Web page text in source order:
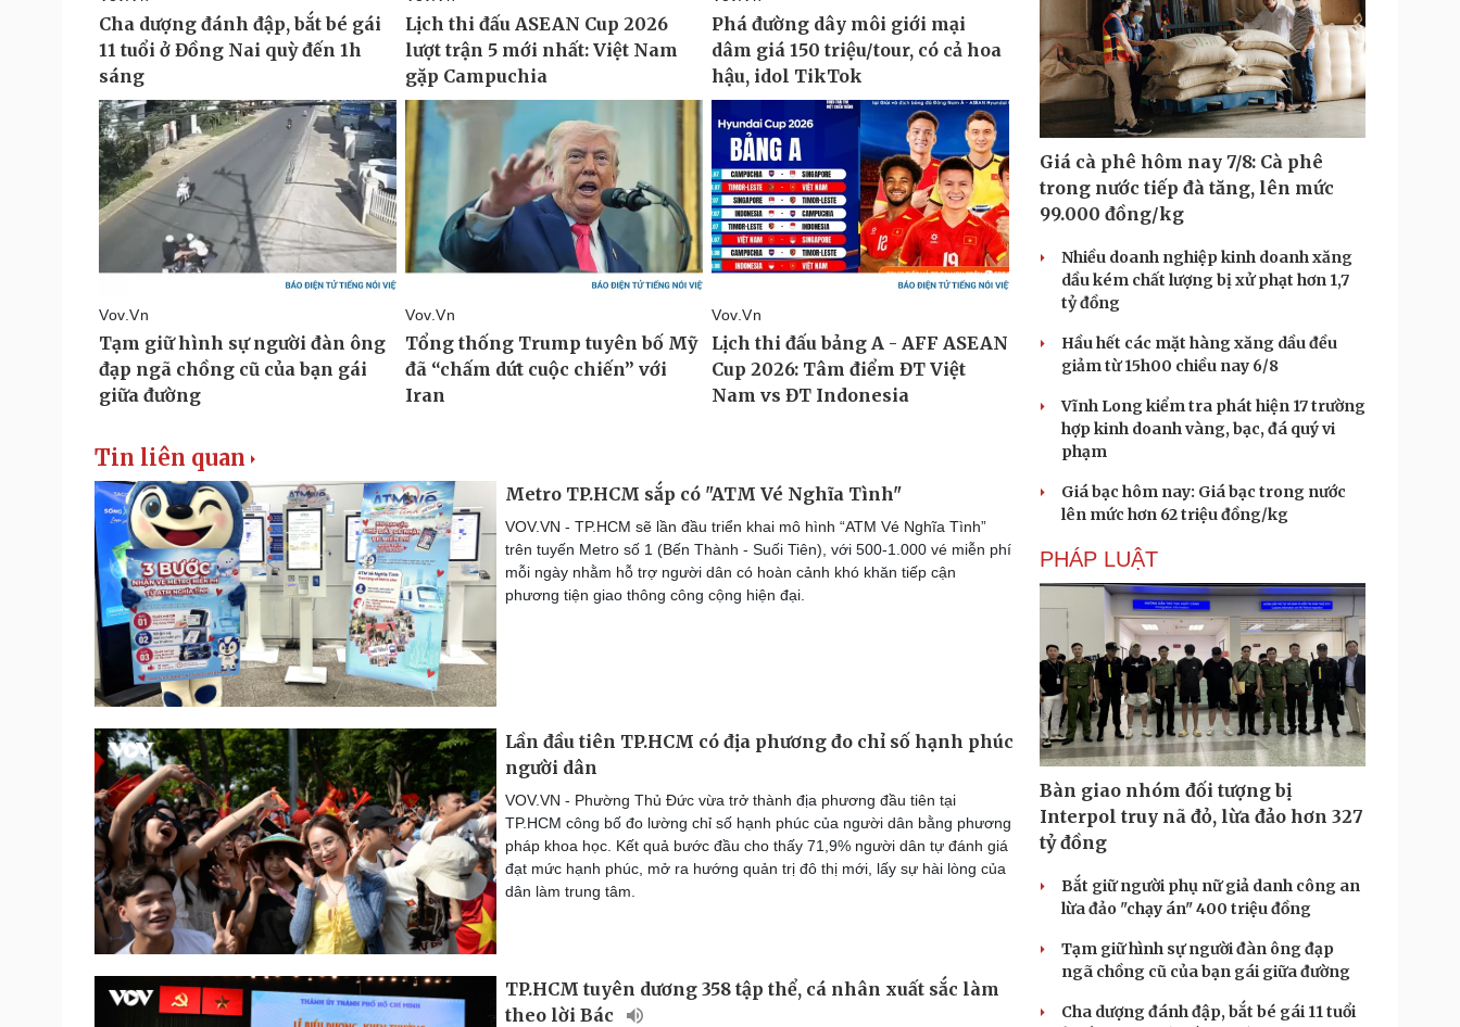
Tin liên quan
Metro TP.HCM sắp có "ATM Vé Nghĩa Tình"
VOV.VN - TP.HCM sẽ lần đầu triển khai mô hình “ATM Vé Nghĩa Tình”
trên tuyến Metro số 1 (Bến Thành - Suối Tiên), với 500-1.000 vé miễn phí
mỗi ngày nhằm hỗ trợ người dân có hoàn cảnh khó khăn tiếp cận
phương tiện giao thông công cộng hiện đại.
Lần đầu tiên TP.HCM có địa phương đo chỉ số hạnh phúc
người dân
VOV.VN - Phường Thủ Đức vừa trở thành địa phương đầu tiên tại
TP.HCM công bố đo lường chỉ số hạnh phúc của người dân bằng phương
pháp khoa học. Kết quả bước đầu cho thấy 71,9% người dân tự đánh giá
đạt mức hạnh phúc, mở ra hướng quản trị đô thị mới, lấy sự hài lòng của
dân làm trung tâm.
TP.HCM tuyên dương 358 tập thể, cá nhân xuất sắc làm
theo lời Bác
Giá cà phê hôm nay 7/8: Cà phê
trong nước tiếp đà tăng, lên mức
99.000 đồng/kg
Nhiều doanh nghiệp kinh doanh xăng
dầu kém chất lượng bị xử phạt hơn 1,7
tỷ đồng
Hầu hết các mặt hàng xăng dầu đều
giảm từ 15h00 chiều nay 6/8
Vĩnh Long kiểm tra phát hiện 17 trường
hợp kinh doanh vàng, bạc, đá quý vi
phạm
Giá bạc hôm nay: Giá bạc trong nước
lên mức hơn 62 triệu đồng/kg
PHÁP LUẬT
Bàn giao nhóm đối tượng bị
Interpol truy nã đỏ, lừa đảo hơn 327
tỷ đồng
Bắt giữ người phụ nữ giả danh công an
lừa đảo "chạy án" 400 triệu đồng
Tạm giữ hình sự người đàn ông đạp
ngã chồng cũ của bạn gái giữa đường
Cha dượng đánh đập, bắt bé gái 11 tuổi